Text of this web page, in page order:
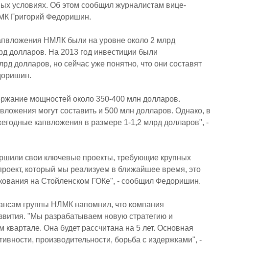
условиях. Об этом сообщил журналистам вице-
Григорий Федоришин.
НМЛК были на уровне около 2 млрд
долларов. На 2013 год инвестиции были
долларов, но сейчас уже понятно, что они составят
мощностей около 350-400 млн долларов.
могут составить и 500 млн долларов. Однако, в
капвложения в размере 1-1,2 млрд долларов", -
свои ключевые проекты, требующие крупных
который мы реализуем в ближайшее время, это
на Стойленском ГОКе", - сообщил Федоришин.
группы НЛМК напомнил, что компания
"Мы разрабатываем новую стратегию и
квартале. Она будет рассчитана на 5 лет. Основная
производительности, борьба с издержками", -